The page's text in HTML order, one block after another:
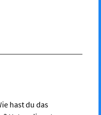
hast du das